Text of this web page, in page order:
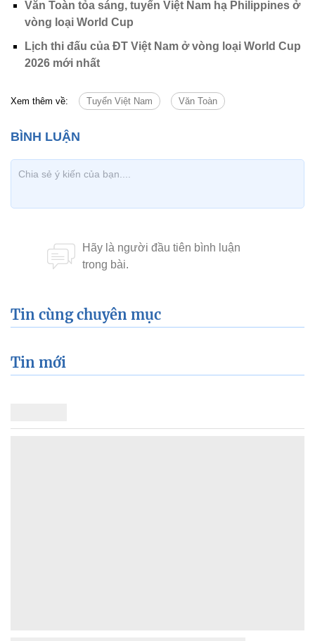
Văn Toàn tỏa sáng, tuyển Việt Nam hạ Philippines ở
vòng loại World Cup
Lịch thi đấu của ĐT Việt Nam ở vòng loại World Cup
2026 mới nhất
Xem thêm về: Tuyển Việt Nam Văn Toàn
Tin cùng chuyên mục
Tin mới